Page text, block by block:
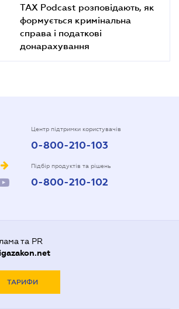
TAX Podcast розповідають, як
формується кримінальна
справа і податкові
донарахування
Центр підтримки користувачів
0-800-210-103
Підбір продуктів та рішень
0-800-210-102
та PR
ТАРИФИ